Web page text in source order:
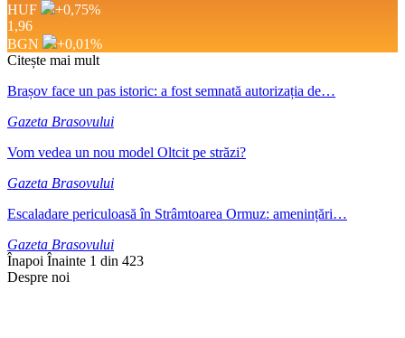
HUF
+0,75%
1,96
BGN
+0,01%
Citește mai mult
Brașov face un pas istoric: a fost semnată autorizația de…
Gazeta Brasovului
Vom vedea un nou model Oltcit pe străzi?
Gazeta Brasovului
Escaladare periculoasă în Strâmtoarea Ormuz: amenințări…
Gazeta Brasovului
Înapoi Înainte 1 din 423
Despre noi